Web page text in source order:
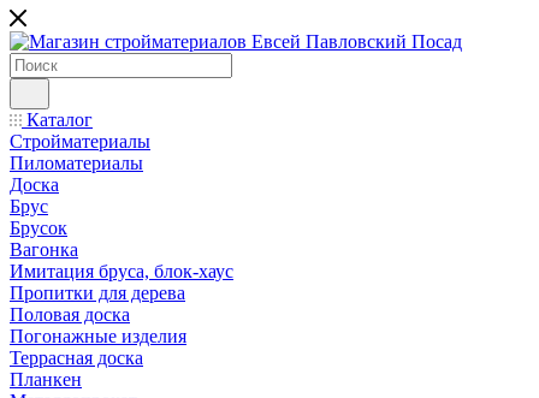
Каталог
Стройматериалы
Пиломатериалы
Доска
Брус
Брусок
Вагонка
Имитация бруса, блок-хаус
Пропитки для дерева
Половая доска
Погонажные изделия
Террасная доска
Планкен